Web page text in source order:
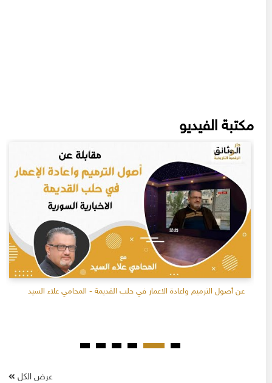
مكتبة الفيديو
عن أصول الترميم واعادة الاعمار في حلب القديمة - المحامي علاء السيد
عرض الكل